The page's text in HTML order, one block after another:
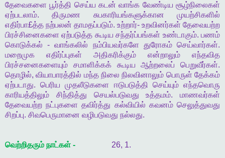
தேவைகளை பூர்த்தி செய்ய கடன் வாங்க வேண்டிய சூழ்நிலைகள்
ஏற்படலாம்.திருமண சுபகாரியங்களுக்கான
முயற்சிகளில்
எதிர்பா£த்த நற்பலன் தாமதப்படும். உற்றார்- உறவினர்கள் தேவையற்ற
பிரச்சினைகளை ஏற்படுத்த கூடிய சந்தர்ப்பங்கள் உண்டாகும்.பணம்
கொடுக்கல் -வாங்கலில் நம்பியவர்களே துரோகம் செய்வார்கள்.
மறைமுக
எதிர்ப்புகள் அதிகரிக்கும் என்றாலும்
எந்தவித
பிரச்சனைகளையும்
சமாளிக்கக் கூடிய ஆற்றலைப் பெறுவீர்கள்.
தொழில்,வியாபாரத்தில் மந்த நிலை நிலவினாலும் பொருள் தேக்கம்
ஏற்படாது.பெரிய முதலீடுகளை ஈடுபடுத்தி செய்யும் எந்தவொரு
காரியத்திலும்
சிந்தித்து செயல்படுவது உத்தமம். மாணவர்கள்
தேவையற்ற நட்புகளை தவிர்த்து கல்வியில் கவனம் செலுத்துவது
சிறப்பு. சிவபெருமானை வழிபடுவது நல்லது.
வெற்றிதரும் நாட்கள் - 26, 1.